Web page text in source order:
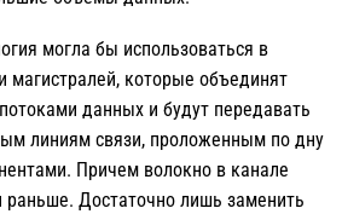
могла бы использоваться в
которые объединят
данных и будут передавать
линиям связи, проложенным по дну
Причем волокно в канале
раньше. Достаточно лишь заменить